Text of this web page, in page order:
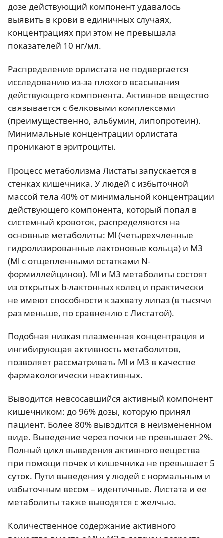
дозе действующий компонент удавалось
выявить в крови в единичных случаях,
концентрациях при этом не превышала
показателей 10 нг/мл.
Распределение орлистата не подвергается
исследованию из-за плохого всасывания
действующего компонента. Активное вещество
связывается с белковыми комплексами
(преимущественно, альбумин, липопротеин).
Минимальные концентрации орлистата
проникают в эритроциты.
Процесс метаболизма Листаты запускается в
стенках кишечника. У людей с избыточной
массой тела 40% от минимальной концентрации
действующего компонента, который попал в
системный кровоток, распределяются на
основные метаболиты: Ml (четырехчленные
гидролизированные лактоновые кольца) и М3
(Ml с отщепленными остатками N-
формиллейцинов). Ml и М3 метаболиты состоят
из открытых b-лактонных колец и практически
не имеют способности к захвату липаз (в тысячи
раз меньше, по сравнению с Листатой).
Подобная низкая плазменная концентрация и
ингибирующая активность метаболитов,
позволяет рассматривать Ml и М3 в качестве
фармакологически неактивных.
Выводится невсосавшийся активный компонент
кишечником: до 96% дозы, которую принял
пациент. Более 80% выводится в неизмененном
виде. Выведение через почки не превышает 2%.
Полный цикл выведения активного вещества
при помощи почек и кишечника не превышает 5
суток. Пути выведения у людей с нормальным и
избыточным весом – идентичные. Листата и ее
метаболиты также выводятся с желчью.
Количественное содержание активного